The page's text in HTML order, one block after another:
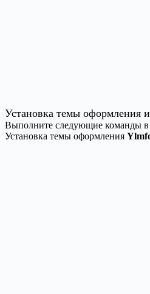
Установка темы оформления и
Выполните следующие команды в
Установка темы оформления